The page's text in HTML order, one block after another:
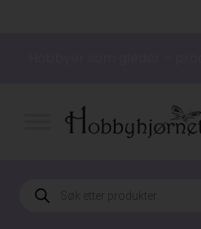
Products
search